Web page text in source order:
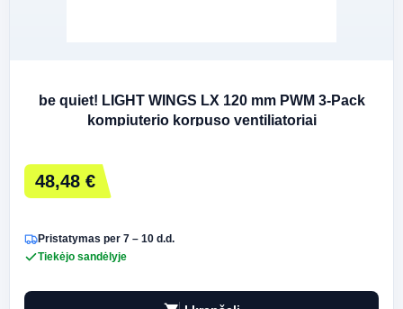
be quiet! LIGHT WINGS LX 120 mm PWM 3-Pack
kompiuterio korpuso ventiliatoriai
48,48 €
Pristatymas per 7 – 10 d.d.
Tiekėjo sandėlyje